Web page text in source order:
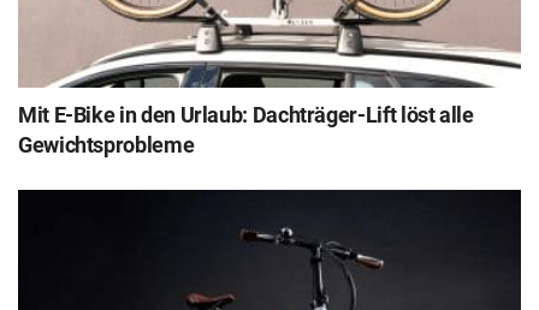
Mit E-Bike in den Urlaub: Dachträger-Lift löst alle
Gewichtsprobleme